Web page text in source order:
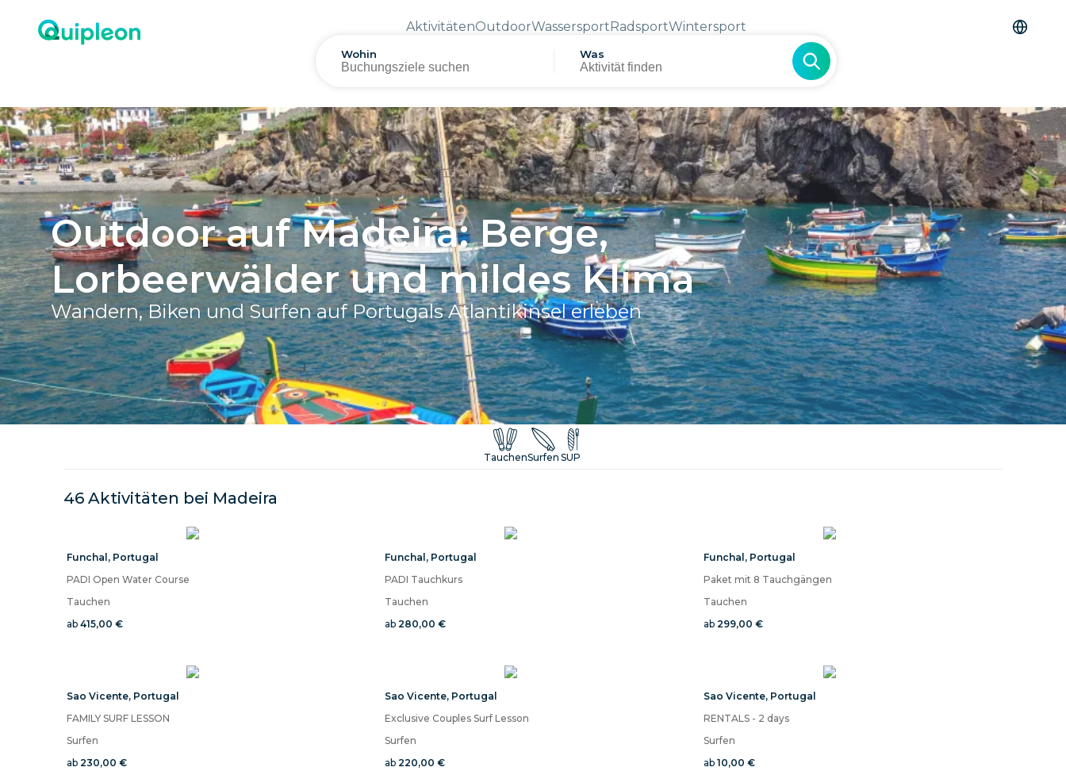
AktivitätenOutdoorWassersportRadsportWintersport
Wohin Was
Outdoor auf Madeira: Berge,
Lorbeerwälder und mildes Klima
Wandern, Biken und Surfen auf Portugals Atlantikinsel erleben
TauchenSurfen SUP
46 Aktivitäten bei Madeira
Funchal , Portugal
PADI Open Water Course
Tauchen
ab 415,00 €
Funchal , Portugal
PADI Tauchkurs
Tauchen
ab 280,00 €
Funchal , Portugal
Paket mit 8 Tauchgängen
Tauchen
ab 299,00 €
Sao Vicente, Portugal
FAMILY SURF LESSON
Surfen
ab 230,00 €
Sao Vicente, Portugal
Exclusive Couples Surf Lesson
Surfen
ab 220,00 €
Sao Vicente, Portugal
RENTALS - 2 days
Surfen
ab 10,00 €